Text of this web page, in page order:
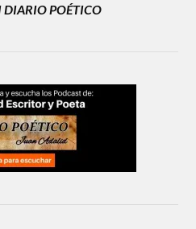
DIARIO POÉTICO